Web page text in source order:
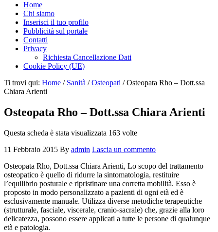
Home
Chi siamo
Inserisci il tuo profilo
Pubblicità sul portale
Contatti
Privacy
Richiesta Cancellazione Dati
Cookie Policy (UE)
Ti trovi qui: Home / Sanità / Osteopati /Osteopata Rho – Dott.ssa
Chiara Arienti
Osteopata Rho – Dott.ssa Chiara Arienti
Questa scheda è stata visualizzata 163 volte
11 Febbraio 2015 By admin Lascia un commento
Osteopata Rho, Dott.ssa Chiara Arienti, Lo scopo del trattamento
osteopatico è quello di ridurre la sintomatologia, restituire
l’equilibrio posturale e ripristinare una corretta mobilità. Esso è
proposto in modo personalizzato a pazienti di ogni età ed è
esclusivamente manuale. Utilizza diverse metodiche terapeutiche
(strutturale, fasciale, viscerale, cranio-sacrale) che, grazie alla loro
delicatezza, possono essere applicati a tutte le persone di qualunque
età e patologia.